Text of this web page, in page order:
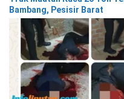
Bambang, Pesisir Barat